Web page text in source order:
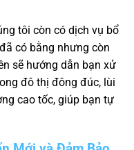
tôi còn có dịch vụ bổ
có bằng nhưng còn
sẽ hướng dẫn bạn xử
đô thị đông đúc, lùi
cao tốc, giúp bạn tự